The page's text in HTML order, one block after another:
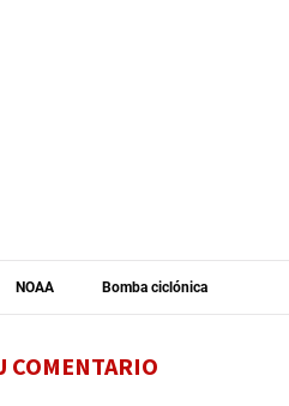
NOAA Bomba ciclónica
COMENTARIO